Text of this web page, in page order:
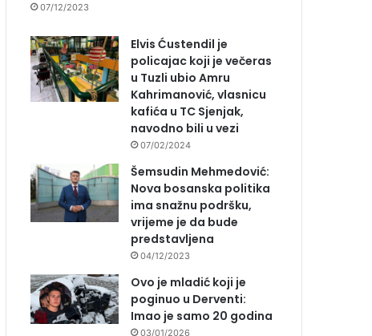
07/12/2023
Elvis Ćustendil je
policajac koji je večeras
u Tuzli ubio Amru
Kahrimanović, vlasnicu
kafića u TC Sjenjak,
navodno bili u vezi
07/02/2024
Šemsudin Mehmedović:
Nova bosanska politika
ima snažnu podršku,
vrijeme je da bude
predstavljena
04/12/2023
Ovo je mladić koji je
poginuo u Derventi:
Imao je samo 20 godina
03/01/2026